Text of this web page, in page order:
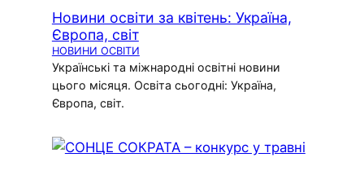
Новини освіти за квітень: Україна,
Європа, світ
НОВИНИ ОСВІТИ
Українські та міжнародні освітні новини
цього місяця. Освіта сьогодні: Україна,
Європа, світ.